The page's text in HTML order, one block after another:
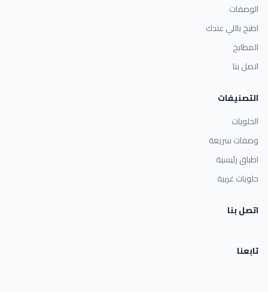
الوصفات
اطبخ باللي عندك
المطابخ
اتصل بنا
التصنيفات
الحلويات
وصفات سريعة
اطباق رئيسية
حلويات غربية
اتصل بنا
تابعنا